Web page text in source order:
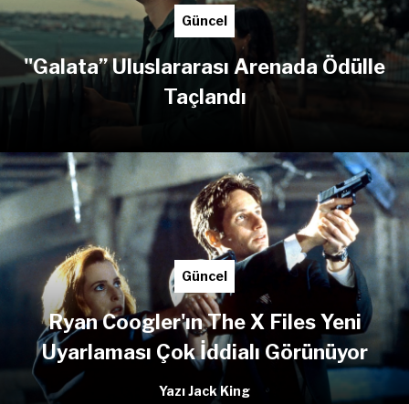
Güncel
"Galata” Uluslararası Arenada Ödülle
Taçlandı
Güncel
Ryan Coogler'ın The X Files Yeni
Uyarlaması Çok İddialı Görünüyor
Yazı Jack King